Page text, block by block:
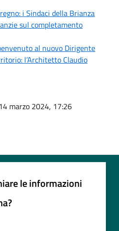
i Sindaci della Brianza
sul completamento
al nuovo Dirigente
l’Architetto Claudio
marzo 2024, 17:26
le informazioni